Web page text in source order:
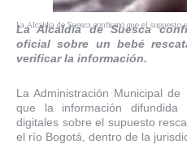
La Alcaldía de Suesca confirmó que el supuesto
La Alcaldía de Suesca
oficial sobre un bebé
verificar la información.
La Administración Municipal
que la información
digitales sobre el supuesto
el río Bogotá, dentro de la